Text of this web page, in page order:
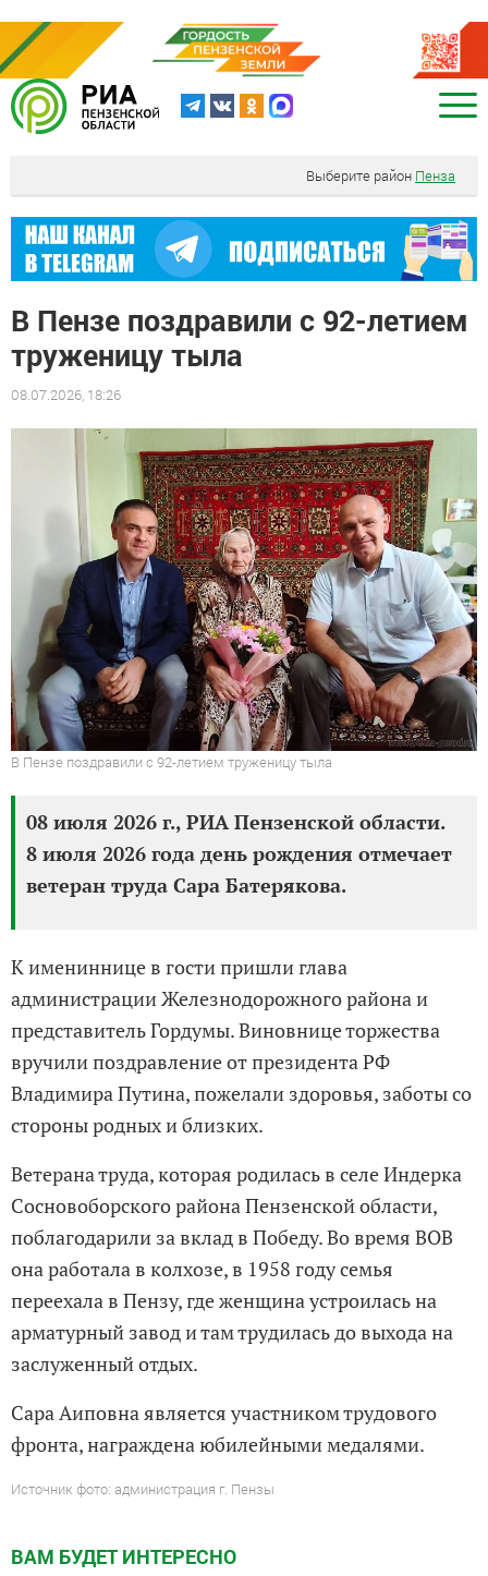
Выберите район Пенза
В Пензе поздравили с 92-летием
труженицу тыла
08.07.2026, 18:26
В Пензе поздравили с 92-летием труженицу тыла
08 июля 2026 г., РИА Пензенской области.
8 июля 2026 года день рождения отмечает
ветеран труда Сара Батерякова.
К имениннице в гости пришли глава
администрации Железнодорожного района и
представитель Гордумы. Виновнице торжества
вручили поздравление от президента РФ
Владимира Путина, пожелали здоровья, заботы со
стороны родных и близких.
Ветерана труда, которая родилась в селе Индерка
Сосновоборского района Пензенской области,
поблагодарили за вклад в Победу. Во время ВОВ
она работала в колхозе, в 1958 году семья
переехала в Пензу, где женщина устроилась на
арматурный завод и там трудилась до выхода на
заслуженный отдых.
Сара Аиповна является участником трудового
фронта, награждена юбилейными медалями.
Источник фото: администрация г. Пензы
ВАМ БУДЕТ ИНТЕРЕСНО